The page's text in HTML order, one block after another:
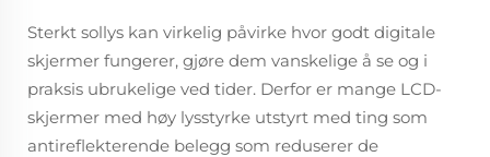
Sterkt sollys kan virkelig påvirke hvor godt digitale
skjermer fungerer, gjøre dem vanskelige å se og i
praksis ubrukelige ved tider. Derfor er mange LCD-
skjermer med høy lysstyrke utstyrt med ting som
antireflekterende belegg som reduserer de